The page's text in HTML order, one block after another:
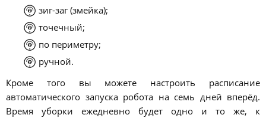
зиг-заг (змейка);
точечный;
по периметру;
ручной.
Кроме того вы можете настроить расписание
автоматического запуска робота на семь дней вперёд.
Время уборки ежедневно будет одно и то же, к